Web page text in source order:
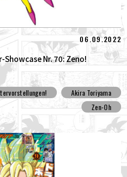
06.09.2022
Nr. 70: Zeno!
Akira Toriyama
Zen-Oh